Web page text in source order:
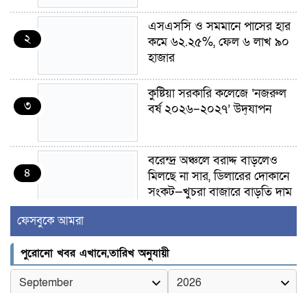
২
এসএসসি ও সমমানে পাসের হার
কমে ৬২.২৫%, ফেল ৬ লাখ ৯০
হাজার
৩
কুষ্টিয়া সরকারি কলেজে ‘নজরুল
বর্ষ ২০২৬–২০২৭’ উদ্‌যাপন
৪
বরেন্দ্র অঞ্চলে বরাদ্দ বাড়লেও
মিলছে না সার, ডিলারের দোকানে
সংকট—খুচরা বাজারে বাড়তি দাম
৫
ল্যান্ডমাইন, ৫ টুলবক্স; এলাকায়
চাঞ্চল্য
ফেসবুকে আমরা
পুরোনো খবর এখানে,তারিখ অনুযায়ী